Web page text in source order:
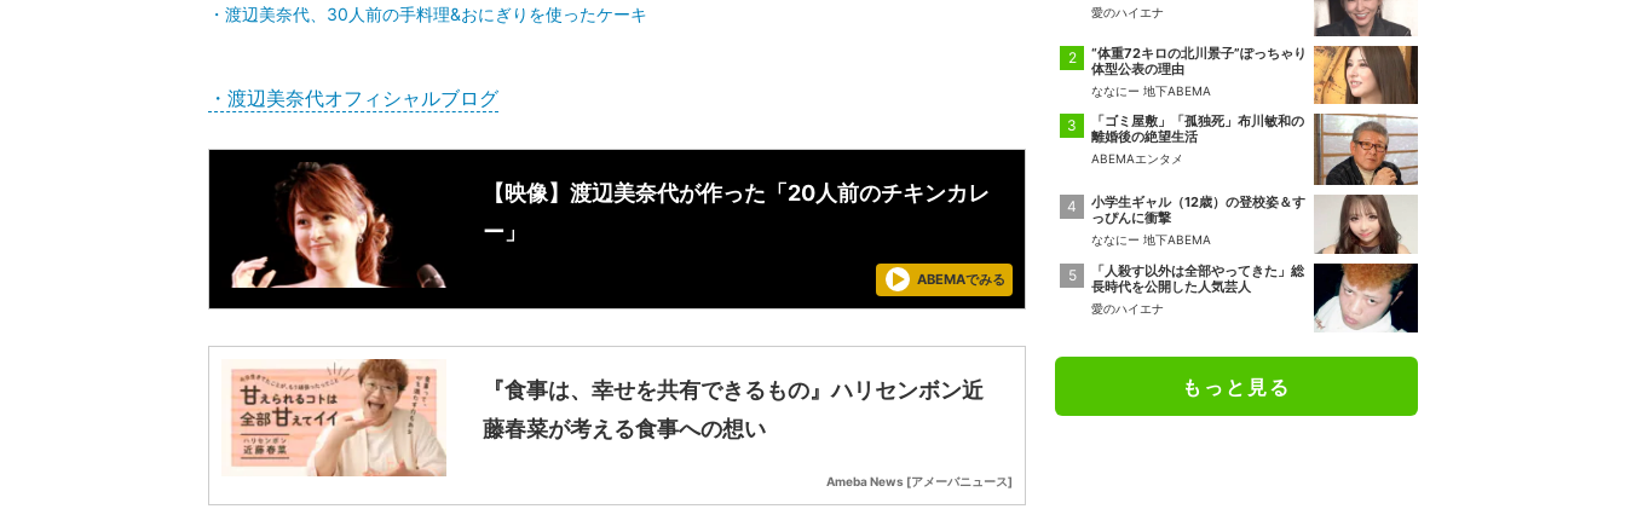
渡辺美奈代、30人前の手料理&おにぎりを使ったケーキ
・渡辺美奈代オフィシャルブログ
【映像】渡辺美奈代が作った「20人前のチキンカレ
ー」
ABEMAでみる
『食事は、幸せを共有できるもの』ハリセンボン近
藤春菜が考える食事への想い
Ameba News [アメーバニュース]
愛のハイエナ
“体重72キロの北川景子”ぽっちゃり
体型公表の理由
ななにー 地下ABEMA
「ゴミ屋敷」「孤独死」布川敏和の
離婚後の絶望生活
ABEMAエンタメ
小学生ギャル（12歳）の登校姿＆す
っぴんに衝撃
ななにー 地下ABEMA
「人殺す以外は全部やってきた」総
長時代を公開した人気芸人
愛のハイエナ
もっと見る